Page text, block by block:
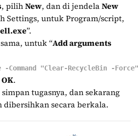
, pilihNew, dan di jendelaNew
Settings, untuk Program/script,
”.
untuk “Add arguments
Command "Clear-RecycleBin -Force"
OK.
tugasnya, dan sekarang
dibersihkan secara berkala.